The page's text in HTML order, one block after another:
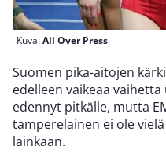
Kuva:All Over Press
Suomen pika-aitojen
edelleen vaikeaa
edennyt pitkälle, mutta
tamperelainen ei ole
lainkaan.